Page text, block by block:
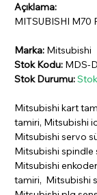
Açıklama:
MITSUBISHI M70
Marka: Mitsubishi
Stok Kodu: MDS-
Stok Durumu:
Mitsubishi kart
tamiri, Mitsubishi
Mitsubishi servo
Mitsubishi spindle
Mitsubishi
tamiri, Mitsubishi